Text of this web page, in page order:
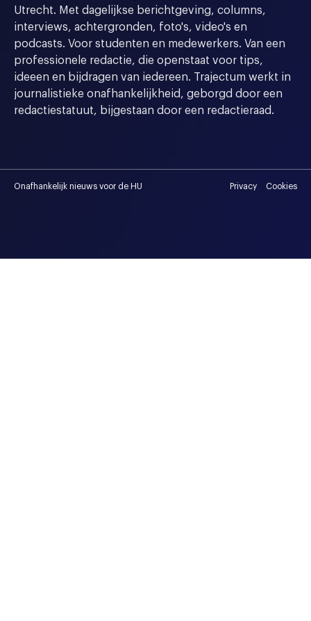
Utrecht. Met dagelijkse berichtgeving, columns,
interviews, achtergronden, foto's, video's en
podcasts. Voor studenten en medewerkers. Van een
professionele redactie, die openstaat voor tips,
ideeen en bijdragen van iedereen. Trajectum werkt in
journalistieke onafhankelijkheid, geborgd door een
redactiestatuut, bijgestaan door een redactieraad.
Onafhankelijk nieuws voor de HU Privacy Cookies